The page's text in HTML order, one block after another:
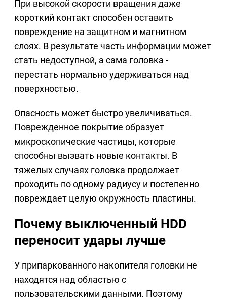
При высокой скорости вращения даже
короткий контакт способен оставить
повреждение на защитном и магнитном
слоях. В результате часть информации может
стать недоступной, а сама головка -
перестать нормально удерживаться над
поверхностью.
Опасность может быстро увеличиваться.
Поврежденное покрытие образует
микроскопические частицы, которые
способны вызвать новые контакты. В
тяжелых случаях головка продолжает
проходить по одному радиусу и постепенно
повреждает целую окружность пластины.
Почему выключенный HDD
переносит удары лучше
У припаркованного накопителя головки не
находятся над областью с
пользовательскими данными. Поэтому